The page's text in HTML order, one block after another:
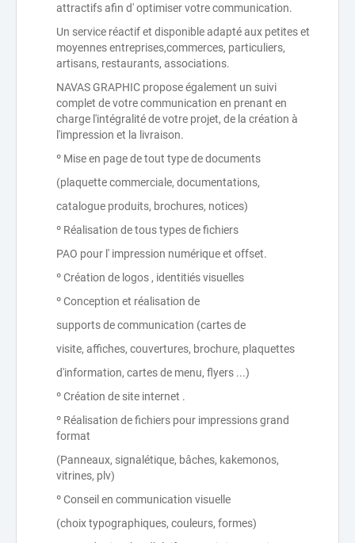
attractifs afin d' optimiser votre communication.
Un service réactif et disponible adapté aux petites et
moyennes entreprises,commerces, particuliers,
artisans, restaurants, associations.
NAVAS GRAPHIC propose également un suivi
complet de votre communication en prenant en
charge l'intégralité de votre projet, de la création à
l'impression et la livraison.
º Mise en page de tout type de documents
(plaquette commerciale, documentations,
catalogue produits, brochures, notices)
º Réalisation de tous types de fichiers
PAO pour l' impression numérique et offset.
º Création de logos , identitiés visuelles
º Conception et réalisation de
supports de communication (cartes de
visite, affiches, couvertures, brochure, plaquettes
d'information, cartes de menu, flyers ...)
º Création de site internet .
º Réalisation de fichiers pour impressions grand
format
(Panneaux, signalétique, bâches, kakemonos,
vitrines, plv)
º Conseil en communication visuelle
(choix typographiques, couleurs, formes)